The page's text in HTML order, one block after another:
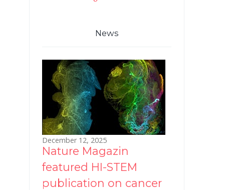
News
December 12, 2025
Nature Magazin
featured HI-STEM
publication on cancer